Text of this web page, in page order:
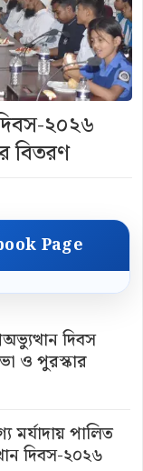
২০২৬
বিতরণ
Page
দিবস
ও পুরস্কার
মর্যাদায় পালিত
দিবস-২০২৬